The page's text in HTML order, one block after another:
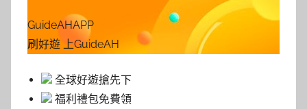
GuideAHAPP
刷好遊 上GuideAH
全球好遊搶先下
福利禮包免費領